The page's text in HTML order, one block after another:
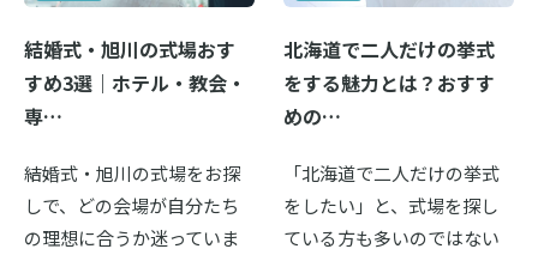
結婚式・旭川の式場おす
すめ3選｜ホテル・教会・
専…
結婚式・旭川の式場をお探
しで、どの会場が自分たち
の理想に合うか迷っていま
北海道で二人だけの挙式
をする魅力とは？おすす
めの…
「北海道で二人だけの挙式
をしたい」と、式場を探し
ている方も多いのではない